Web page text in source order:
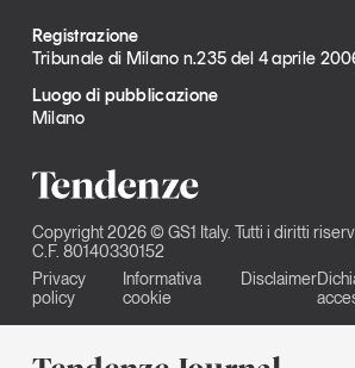
Registrazione
Tribunale di Milano n.235 del 4 aprile
Luogo di pubblicazione
Milano
Copyright 2026 © GS1 Italy. Tutti i diritti
C.F. 80140330152
Privacy
policy
Informativa
cookie
Disclaimer